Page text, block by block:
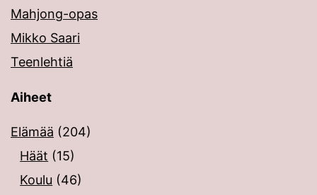
Mahjong-opas
Mikko Saari
Teenlehtiä
Aiheet
Elämää (204)
Häät (15)
Koulu (46)